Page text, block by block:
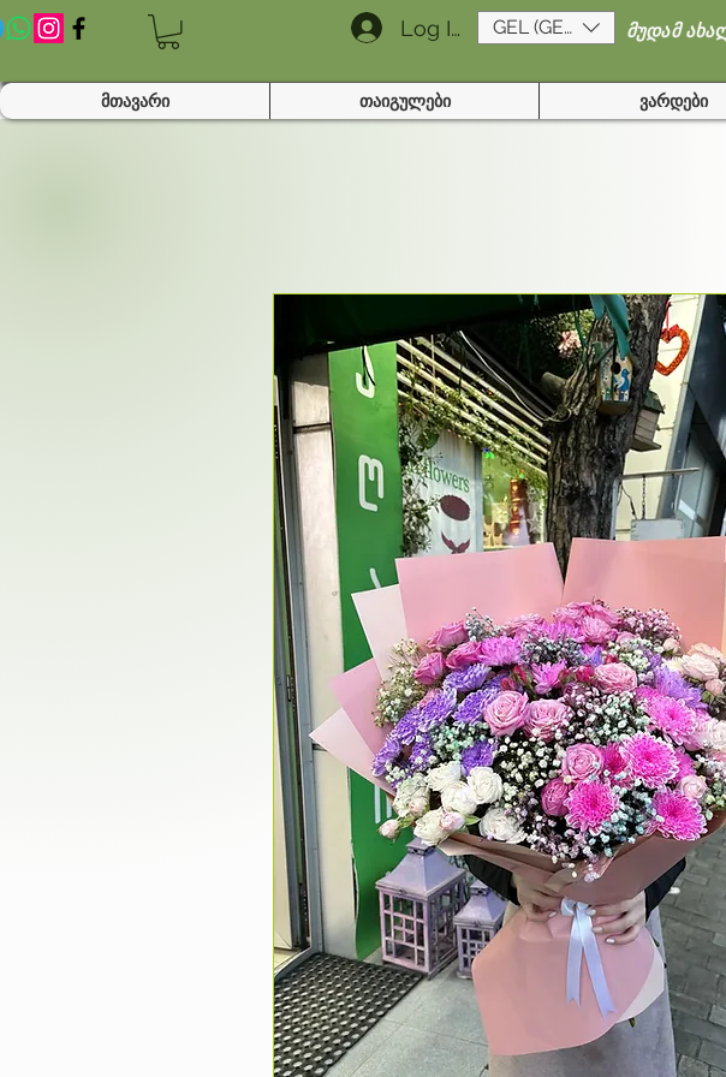
Log In GEL (GEL) მუდამ
მთავარი თაიგულები ვარდები